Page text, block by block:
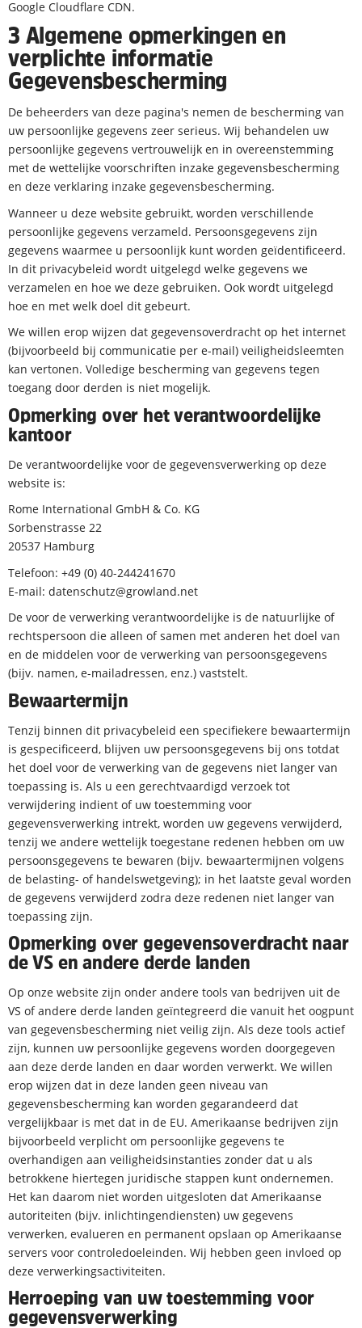
Google Cloudflare CDN.
3 Algemene opmerkingen en
verplichte informatie
Gegevensbescherming
De beheerders van deze pagina's nemen de bescherming van
uw persoonlijke gegevens zeer serieus. Wij behandelen uw
persoonlijke gegevens vertrouwelijk en in overeenstemming
met de wettelijke voorschriften inzake gegevensbescherming
en deze verklaring inzake gegevensbescherming.
Wanneer u deze website gebruikt, worden verschillende
persoonlijke gegevens verzameld. Persoonsgegevens zijn
gegevens waarmee u persoonlijk kunt worden geïdentificeerd.
In dit privacybeleid wordt uitgelegd welke gegevens we
verzamelen en hoe we deze gebruiken. Ook wordt uitgelegd
hoe en met welk doel dit gebeurt.
We willen erop wijzen dat gegevensoverdracht op het internet
(bijvoorbeeld bij communicatie per e-mail) veiligheidsleemten
kan vertonen. Volledige bescherming van gegevens tegen
toegang door derden is niet mogelijk.
Opmerking over het verantwoordelijke
kantoor
De verantwoordelijke voor de gegevensverwerking op deze
website is:
Rome International GmbH & Co. KG
Sorbenstrasse 22
20537 Hamburg
Telefoon: +49 (0) 40-244241670
E-mail: datenschutz@growland.net
De voor de verwerking verantwoordelijke is de natuurlijke of
rechtspersoon die alleen of samen met anderen het doel van
en de middelen voor de verwerking van persoonsgegevens
(bijv. namen, e-mailadressen, enz.) vaststelt.
Bewaartermijn
Tenzij binnen dit privacybeleid een specifiekere bewaartermijn
is gespecificeerd, blijven uw persoonsgegevens bij ons totdat
het doel voor de verwerking van de gegevens niet langer van
toepassing is. Als u een gerechtvaardigd verzoek tot
verwijdering indient of uw toestemming voor
gegevensverwerking intrekt, worden uw gegevens verwijderd,
tenzij we andere wettelijk toegestane redenen hebben om uw
persoonsgegevens te bewaren (bijv. bewaartermijnen volgens
de belasting- of handelswetgeving); in het laatste geval worden
de gegevens verwijderd zodra deze redenen niet langer van
toepassing zijn.
Opmerking over gegevensoverdracht naar
de VS en andere derde landen
Op onze website zijn onder andere tools van bedrijven uit de
VS of andere derde landen geïntegreerd die vanuit het oogpunt
van gegevensbescherming niet veilig zijn. Als deze tools actief
zijn, kunnen uw persoonlijke gegevens worden doorgegeven
aan deze derde landen en daar worden verwerkt. We willen
erop wijzen dat in deze landen geen niveau van
gegevensbescherming kan worden gegarandeerd dat
vergelijkbaar is met dat in de EU. Amerikaanse bedrijven zijn
bijvoorbeeld verplicht om persoonlijke gegevens te
overhandigen aan veiligheidsinstanties zonder dat u als
betrokkene hiertegen juridische stappen kunt ondernemen.
Het kan daarom niet worden uitgesloten dat Amerikaanse
autoriteiten (bijv. inlichtingendiensten) uw gegevens
verwerken, evalueren en permanent opslaan op Amerikaanse
servers voor controledoeleinden. Wij hebben geen invloed op
deze verwerkingsactiviteiten.
Herroeping van uw toestemming voor
gegevensverwerking